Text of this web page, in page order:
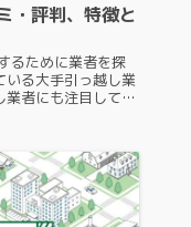
・評判、特徴と
るために業者を探
いる大手引っ越し業
者にも注目してみ